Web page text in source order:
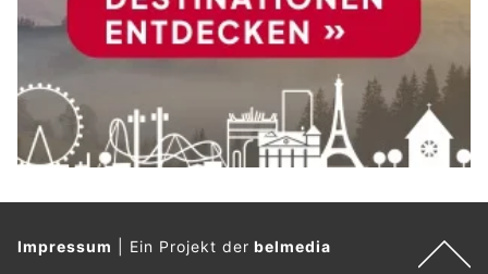
Impressum Ein Projekt derbelmedia